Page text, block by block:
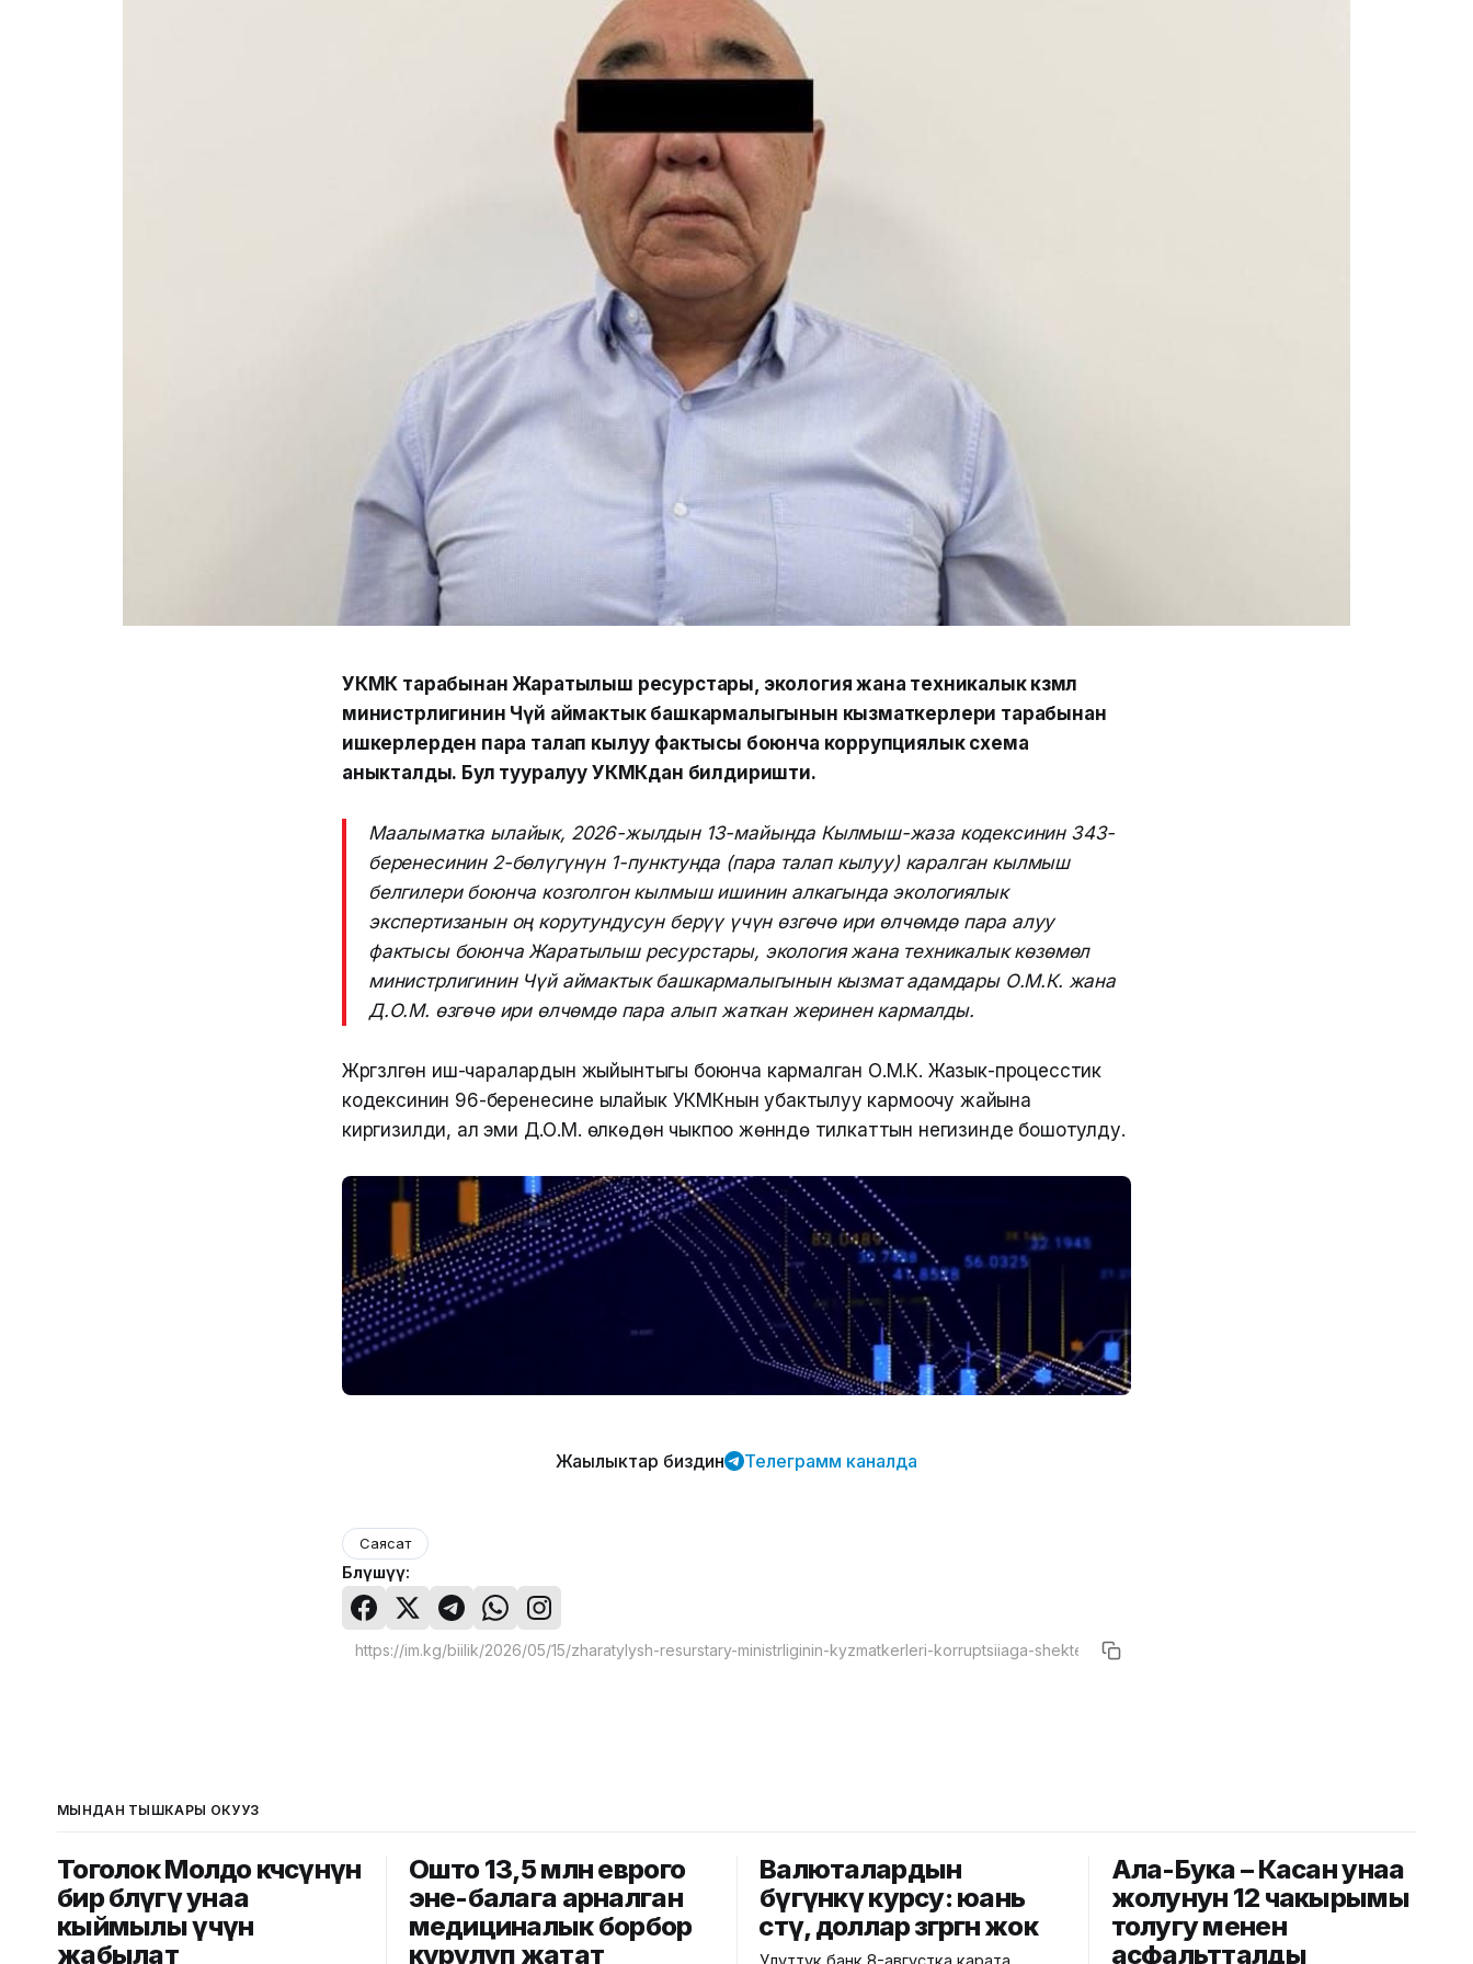
УКМК тарабынан Жаратылыш ресурстары, экология жана техникалык көзөмөл
министрлигинин Чүй аймактык башкармалыгынын кызматкерлери тарабынан
ишкерлерден пара талап кылуу фактысы боюнча коррупциялык схема
аныкталды. Бул тууралуу УКМКдан билдиришти.
Маалыматка ылайык, 2026-жылдын 13-майында Кылмыш-жаза кодексинин 343-
беренесинин 2-бөлүгүнүн 1-пунктунда (пара талап кылуу) каралган кылмыш
белгилери боюнча козголгон кылмыш ишинин алкагында экологиялык
экспертизанын оң корутундусун берүү үчүн өзгөчө ири өлчөмдө пара алуу
фактысы боюнча Жаратылыш ресурстары, экология жана техникалык көзөмөл
министрлигинин Чүй аймактык башкармалыгынын кызмат адамдары О.М.К. жана
Д.О.М. өзгөчө ири өлчөмдө пара алып жаткан жеринен кармалды.
Жүргүзүлгөн иш-чаралардын жыйынтыгы боюнча кармалган О.М.К. Жазык-процесстик
кодексинин 96-беренесине ылайык УКМКнын убактылуу кармоочу жайына
киргизилди, ал эми Д.О.М. өлкөдөн чыкпоо жөнүндө тилкаттын негизинде бошотулду.
Жаңылыктар биздин Телеграмм каналда
Саясат
Бөлүшүү:
МЫНДАН ТЫШКАРЫ ОКУҢУЗ
Тоголок Молдо көчөсүнүн
бир бөлүгү унаа
кыймылы үчүн
жабылат
Ошто 13,5 млн еврого
эне-балага арналган
медициналык борбор
курулуп жатат
Валюталардын
бүгүнкү курсу: юань
өстү, доллар өзгөргөн жок
Улуттук банк 8-августка карата
Ала-Бука – Касан унаа
жолунун 12 чакырымы
толугу менен
асфальтталды